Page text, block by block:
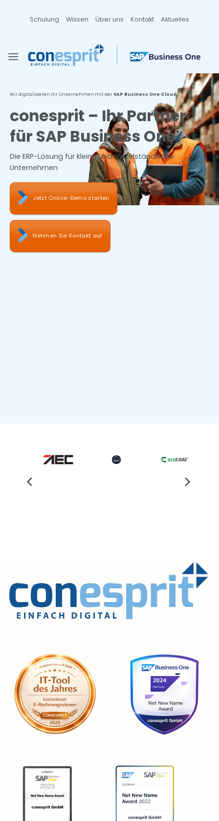
Schulung Wissen Über uns Kontakt Aktuelles
Wir digitalisieren Ihr Unternehmen mit der SAP Business One Cloud.
conesprit – Ihr Partner
für SAP Business One
Die ERP-Lösung für kleine und mittelständische
Unternehmen
Jetzt Online-Demo starten
Nehmen Sie Kontakt auf